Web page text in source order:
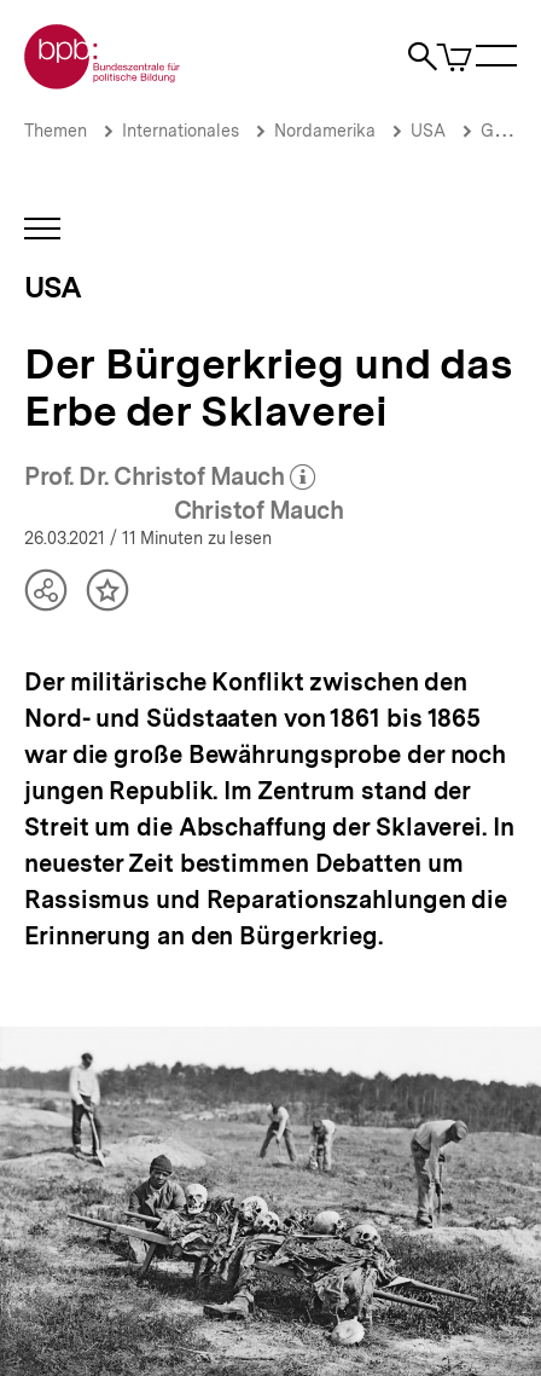
zum
Seiteninhalt
springen
Zur Startseite der bpb
Suche
Artikel
im
Der
Erbe
der
bpb.de
Brotkrümelnavigation
Pfadnavigation
Themen Internationales Nordamerika USA Geschichte
INHALTSNAVIGATION
USA
Der Bürgerkrieg und das
Erbe der Sklaverei
Prof. Dr. Christof Mauch
(Mehr zum Autor)
öffnen
Christof Mauch
26.03.2021 / 11 Minuten zu lesen
TeilenInhalt
Der militärische Konflikt zwischen den
Nord- und Südstaaten von 1861 bis 1865
war die große Bewährungsprobe der noch
jungen Republik. Im Zentrum stand der
Streit um die Abschaffung der Sklaverei. In
neuester Zeit bestimmen Debatten um
Rassismus und Reparationszahlungen die
Erinnerung an den Bürgerkrieg.